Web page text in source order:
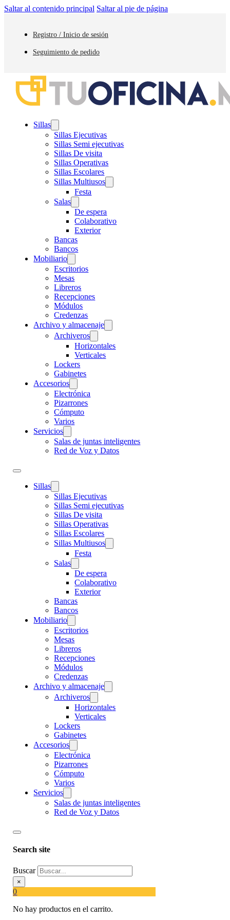
Saltar al contenido principal Saltar al pie de página
Registro / Inicio de sesión
Seguimiento de pedido
Sillas
Sillas Ejecutivas
Sillas Semi ejecutivas
Sillas De visita
Sillas Operativas
Sillas Escolares
Sillas Multiusos
Festa
Salas
De espera
Colaborativo
Exterior
Bancas
Bancos
Mobiliario
Escritorios
Mesas
Libreros
Recepciones
Módulos
Credenzas
Archivo y almacenaje
Archiveros
Horizontales
Verticales
Lockers
Gabinetes
Accesorios
Electrónica
Pizarrones
Cómputo
Varios
Servicios
Salas de juntas inteligentes
Red de Voz y Datos
Sillas
Sillas Ejecutivas
Sillas Semi ejecutivas
Sillas De visita
Sillas Operativas
Sillas Escolares
Sillas Multiusos
Festa
Salas
De espera
Colaborativo
Exterior
Bancas
Bancos
Mobiliario
Escritorios
Mesas
Libreros
Recepciones
Módulos
Credenzas
Archivo y almacenaje
Archiveros
Horizontales
Verticales
Lockers
Gabinetes
Accesorios
Electrónica
Pizarrones
Cómputo
Varios
Servicios
Salas de juntas inteligentes
Red de Voz y Datos
Search site
Buscar
×
0
No hay productos en el carrito.